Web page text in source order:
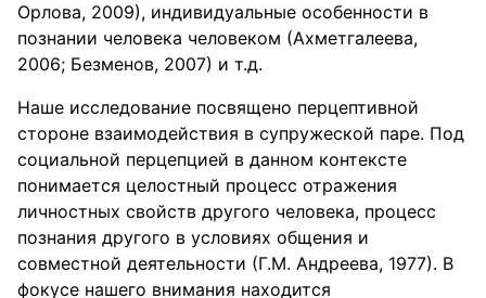
Орлова, 2009), индивидуальные особенности в
познании человека человеком (Ахметгалеева,
2006; Безменов, 2007) и т.д.
Наше исследование посвящено перцептивной
стороне взаимодействия в супружеской паре. Под
социальной перцепцией в данном контексте
понимается целостный процесс отражения
личностных свойств другого человека, процесс
познания другого в условиях общения и
совместной деятельности (Г.М. Андреева, 1977). В
фокусе нашего внимания находится